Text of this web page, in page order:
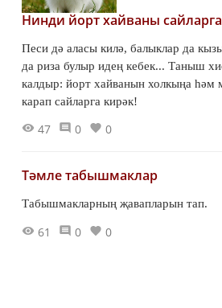
Нинди йорт хайваны
Песи дә аласы килә, балыклар да
да риза булыр идең кебек... Таныш
калдыр: йорт хайванын холкыңа һәм
карап сайларга кирәк!
47 0 0
Тәмле табышмаклар
Табышмакларның җавапларын тап.
61 0 0